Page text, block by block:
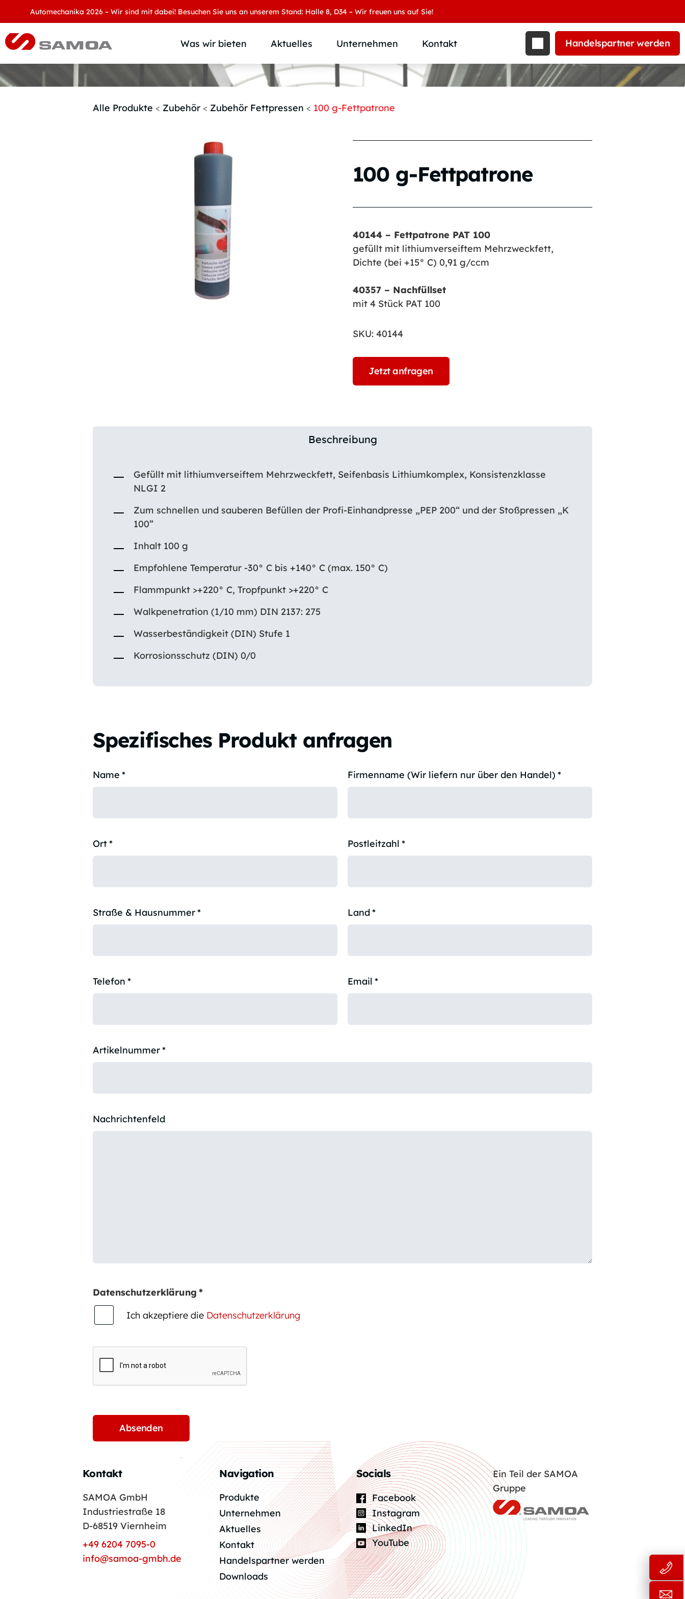
Automechanika 2026 – Wir sind mit dabei! Besuchen Sie uns an unserem Stand: Halle 8, D34 – Wir freuen uns auf Sie!
Was wir bieten
Produktübersicht
Produktkategorie
Branchen und Märkte
Aktuelles Unternehmen
Wer wir sind
SAMOA Gruppe
Downloads
Kontakt Handelspartner werden
Alle Produkte < Zubehör < Zubehör Fettpressen < 100 g-Fettpatrone
100 g-Fettpatrone
40144 – Fettpatrone PAT 100
gefüllt mit lithiumverseiftem Mehrzweckfett,
Dichte (bei +15° C) 0,91 g/ccm
40357 – Nachfüllset
mit 4 Stück PAT 100
SKU: 40144
Jetzt anfragen
Beschreibung
Gefüllt mit lithiumverseiftem Mehrzweckfett, Seifenbasis Lithiumkomplex, Konsistenzklasse
NLGI 2
Zum schnellen und sauberen Befüllen der Profi-Einhandpresse „PEP 200“ und der Stoßpressen „K
100”
Inhalt 100 g
Empfohlene Temperatur -30° C bis +140° C (max. 150° C)
Flammpunkt >+220° C, Tropfpunkt >+220° C
Walkpenetration (1/10 mm) DIN 2137: 275
Wasserbeständigkeit (DIN) Stufe 1
Korrosionsschutz (DIN) 0/0
Spezifisches Produkt anfragen
Name * Firmenname (Wir liefern nur über den Handel) *
Ort* Postleitzahl *
Straße & Hausnummer* Land*
Telefon * Email *
Artikelnummer*
Nachrichtenfeld
Datenschutzerklärung *
Ich akzeptiere die Datenschutzerklärung
Kontakt
SAMOA GmbH
Industriestraße 18
D-68519 Viernheim
+49 6204 7095-0
info@samoa-gmbh.de
Navigation
Produkte
Unternehmen
Aktuelles
Kontakt
Handelspartner werden
Downloads
Socials
Facebook
Instagram
LinkedIn
YouTube
Ein Teil der SAMOA
Gruppe